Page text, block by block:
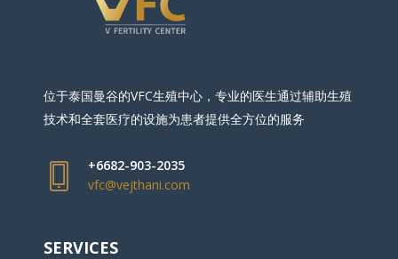
位于泰国曼谷的VFC生殖中心，专业的医生通过辅助生殖
技术和全套医疗的设施为患者提供全方位的服务
+6682-903-2035
vfc@vejthani.com
SERVICES